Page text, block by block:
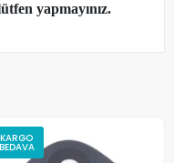
yapmayınız.
KARGO
BEDAVA